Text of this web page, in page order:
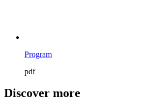
Program
pdf
Discover more